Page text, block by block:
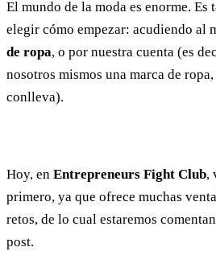
El mundo de la moda es enorme. Es
elegir cómo empezar: acudiendo al
de ropa, o por nuestra cuenta (es
nosotros mismos una marca de
conlleva).
Hoy, en Entrepreneurs Fight Club,
primero, ya que ofrece muchas
retos, de lo cual estaremos
post.